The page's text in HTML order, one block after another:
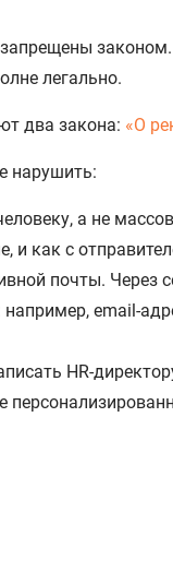
легально.
два закона: «О
нарушить:
а не
и как с
почты. Через
email-
HR-